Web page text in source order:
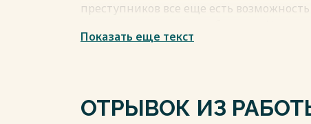
преступников все еще есть
отношение к нему меняется
снова.
Показать еще текст
ОТРЫВОК ИЗ